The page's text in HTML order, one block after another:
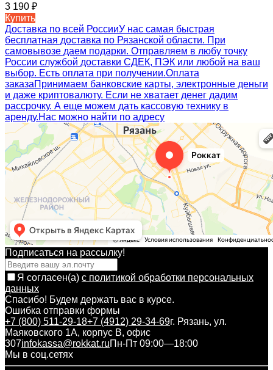
3 190 ₽
Купить
Доставка по всей РоссииУ нас самая быстрая
бесплатная доставка по Рязанской области. При
самовывозе даем подарки. Отправляем в любу точку
России службой доставки СДЕК, ПЭК или любой на ваш
выбор. Есть оплата при получении.Оплата
заказаПринимаем банковские карты, электронные деньги
и даже криптовалюту. Если не хватает денег дадим
рассрочку. А еще можем дать кассовую технику в
аренду.Нас можно найти по адресу
Подписаться на рассылкy!
Я согласен(a) с политикой обработки персональных
данных
Спасибо! Будем держать вас в курсе.
Ошибка отправки формы
+7 (800) 511-29-18+7 (4912) 29-34-69г. Рязань, ул.
Маяковского 1А, корпус B, офис
307infokassa@rokkat.ruПн-Пт 09:00—18:00
Мы в соц.сетях